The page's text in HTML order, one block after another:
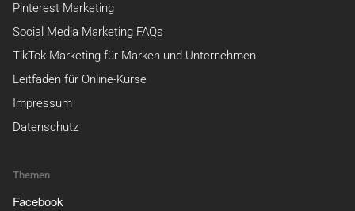
Pinterest Marketing
Social Media Marketing FAQs
TikTok Marketing für Marken und Unternehmen
Leitfaden für Online-Kurse
Impressum
Datenschutz
Themen
Facebook